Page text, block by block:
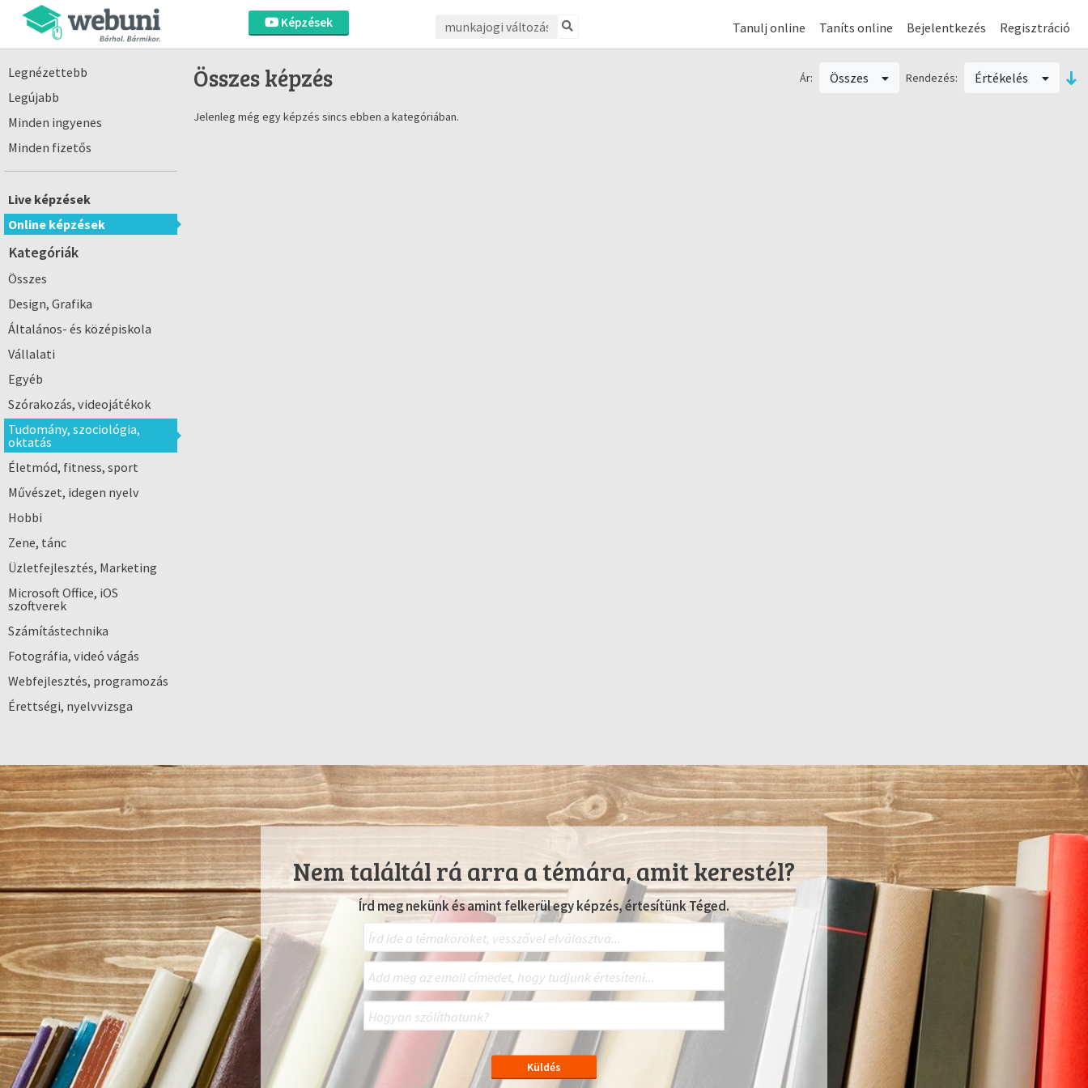
Képzések Tanulj online Taníts online Bejelentkezés Regisztráció
Legnézettebb
Legújabb
Minden ingyenes
Minden fizetős
Live képzések
Online képzések
Kategóriák
Összes
Design, Grafika
Általános- és középiskola
Vállalati
Egyéb
Szórakozás, videojátékok
Tudomány, szociológia,
oktatás
Életmód, fitness, sport
Művészet, idegen nyelv
Hobbi
Zene, tánc
Üzletfejlesztés, Marketing
Microsoft Office, iOS
szoftverek
Számítástechnika
Fotográfia, videó vágás
Webfejlesztés, programozás
Érettségi, nyelvvizsga
Összes képzés Ár: Összes Rendezés: Értékelés
Jelenleg még egy képzés sincs ebben a kategóriában.
Nem találtál rá arra a témára, amit kerestél?
Írd meg nekünk és amint felkerül egy képzés, értesítünk Téged.